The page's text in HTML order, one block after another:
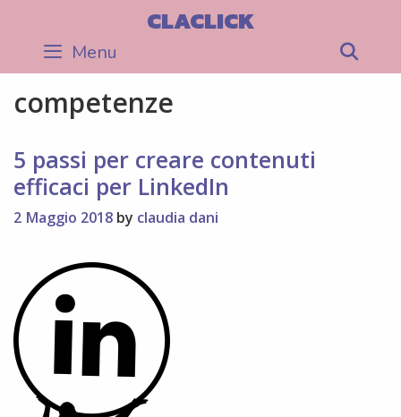
content
CLACLICK
Menu
competenze
5 passi per creare contenuti
efficaci per LinkedIn
2 Maggio 2018 by claudia dani